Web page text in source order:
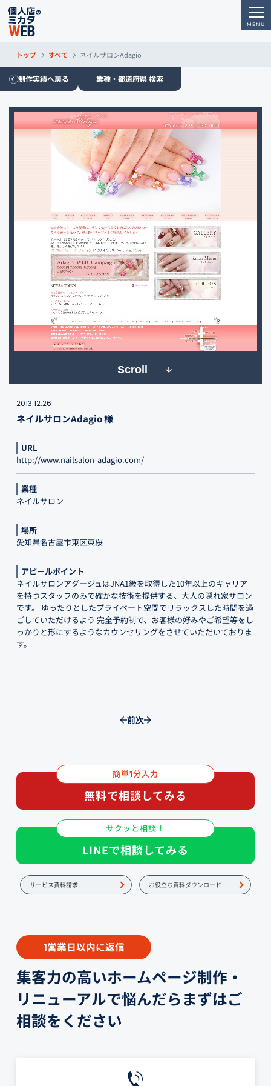
トップ すべて ネイルサロンAdagio
制作実績へ戻る 業種・都道府県 検索
Scroll
2013.12.26
ネイルサロンAdagio 様
URL
http://www.nailsalon-adagio.com/
業種
ネイルサロン
場所
愛知県名古屋市東区東桜
アピールポイント
ネイルサロンアダージュはJNA1級を取得した10年以上のキャリア
を持つスタッフのみで確かな技術を提供する、大人の隠れ家サロン
です。 ゆったりとしたプライベート空間でリラックスした時間を過
ごしていただけるよう 完全予約制で、お客様の好みやご希望等をし
っかりと形にするようなカウンセリングをさせていただいておりま
す。
前次
簡単1分入力
無料で相談してみる
サクッと相談！
LINEで相談してみる
サービス資料請求 お役立ち資料ダウンロード
1営業日以内に返信
集客力の高いホームページ制作・
リニューアルで悩んだらまずはご
相談をください